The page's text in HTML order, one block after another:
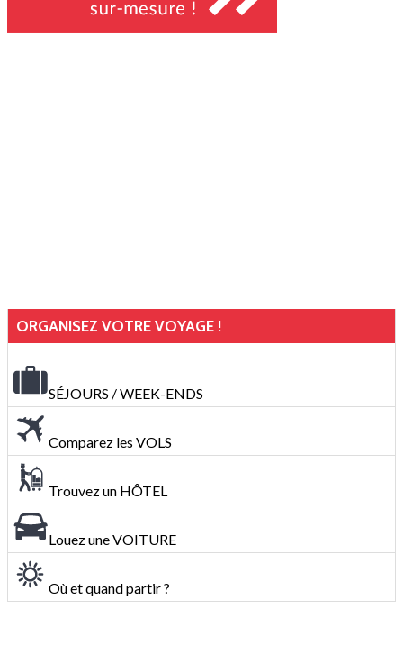
ORGANISEZ VOTRE VOYAGE !
SÉJOURS / WEEK-ENDS
Comparez les VOLS
Trouvez un HÔTEL
Louez une VOITURE
Où et quand partir ?